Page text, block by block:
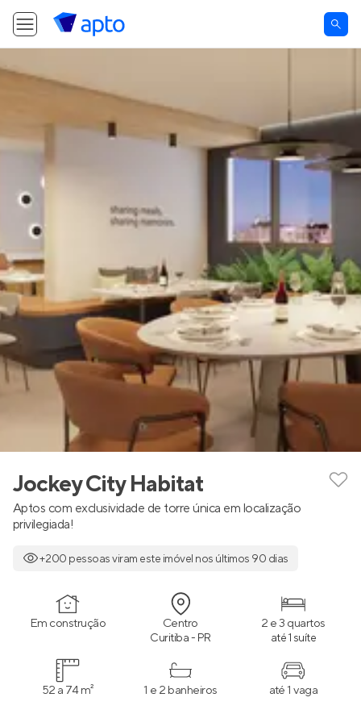
Jockey City Habitat
Aptos com exclusividade de torre única em localização
privilegiada!
+200 pessoas viram este imóvel nos últimos 90 dias
Em construção Centro
Curitiba - PR
2 e 3 quartos
até 1 suíte
52 a 74 m² 1 e 2 banheiros até 1 vaga